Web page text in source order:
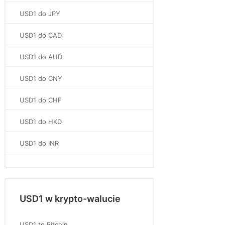
USD1 do JPY
USD1 do CAD
USD1 do AUD
USD1 do CNY
USD1 do CHF
USD1 do HKD
USD1 do INR
USD1 w krypto-walucie